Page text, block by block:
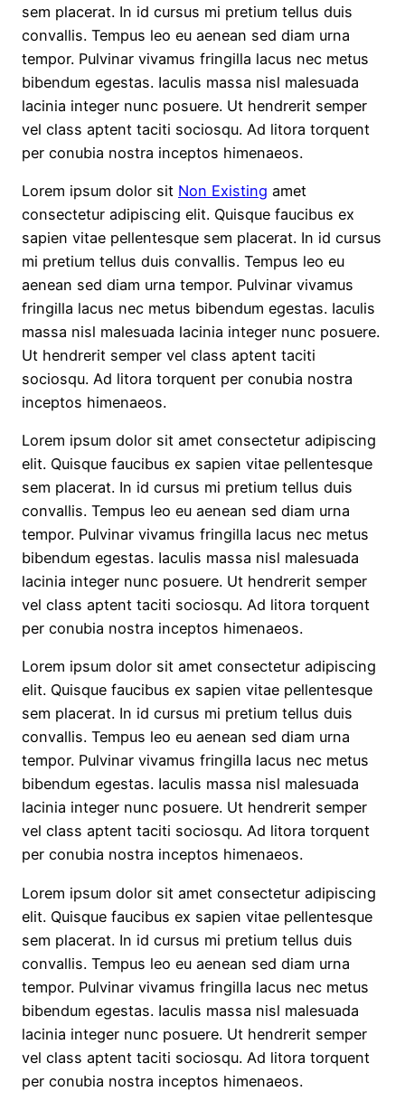
sem placerat. In id cursus mi pretium tellus duis
convallis. Tempus leo eu aenean sed diam urna
tempor. Pulvinar vivamus fringilla lacus nec metus
bibendum egestas. Iaculis massa nisl malesuada
lacinia integer nunc posuere. Ut hendrerit semper
vel class aptent taciti sociosqu. Ad litora torquent
per conubia nostra inceptos himenaeos.
Lorem ipsum dolor sit Non Existing amet
consectetur adipiscing elit. Quisque faucibus ex
sapien vitae pellentesque sem placerat. In id cursus
mi pretium tellus duis convallis. Tempus leo eu
aenean sed diam urna tempor. Pulvinar vivamus
fringilla lacus nec metus bibendum egestas. Iaculis
massa nisl malesuada lacinia integer nunc posuere.
Ut hendrerit semper vel class aptent taciti
sociosqu. Ad litora torquent per conubia nostra
inceptos himenaeos.
Lorem ipsum dolor sit amet consectetur adipiscing
elit. Quisque faucibus ex sapien vitae pellentesque
sem placerat. In id cursus mi pretium tellus duis
convallis. Tempus leo eu aenean sed diam urna
tempor. Pulvinar vivamus fringilla lacus nec metus
bibendum egestas. Iaculis massa nisl malesuada
lacinia integer nunc posuere. Ut hendrerit semper
vel class aptent taciti sociosqu. Ad litora torquent
per conubia nostra inceptos himenaeos.
Lorem ipsum dolor sit amet consectetur adipiscing
elit. Quisque faucibus ex sapien vitae pellentesque
sem placerat. In id cursus mi pretium tellus duis
convallis. Tempus leo eu aenean sed diam urna
tempor. Pulvinar vivamus fringilla lacus nec metus
bibendum egestas. Iaculis massa nisl malesuada
lacinia integer nunc posuere. Ut hendrerit semper
vel class aptent taciti sociosqu. Ad litora torquent
per conubia nostra inceptos himenaeos.
Lorem ipsum dolor sit amet consectetur adipiscing
elit. Quisque faucibus ex sapien vitae pellentesque
sem placerat. In id cursus mi pretium tellus duis
convallis. Tempus leo eu aenean sed diam urna
tempor. Pulvinar vivamus fringilla lacus nec metus
bibendum egestas. Iaculis massa nisl malesuada
lacinia integer nunc posuere. Ut hendrerit semper
vel class aptent taciti sociosqu. Ad litora torquent
per conubia nostra inceptos himenaeos.